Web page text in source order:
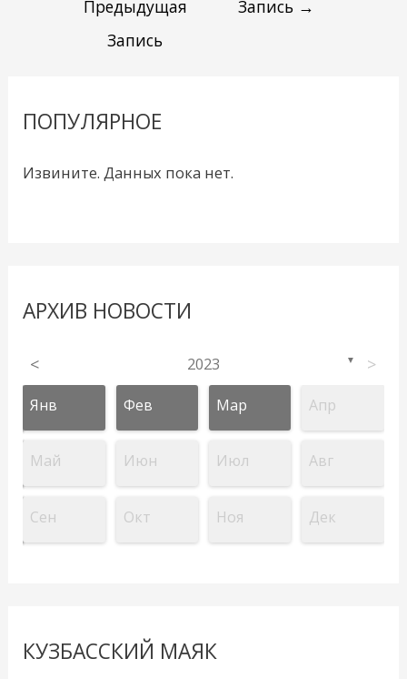
Предыдущая
Запись
Запись →
ПОПУЛЯРНОЕ
Извините. Данных пока нет.
АРХИВ НОВОСТИ
< 2023 ▼ >
Янв Фев Мар Апр
Май Июн Июл Авг
Сен Окт Ноя Дек
КУЗБАССКИЙ МАЯК